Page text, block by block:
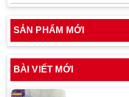
SẢN PHẨM MỚI
BÀI VIẾT MỚI